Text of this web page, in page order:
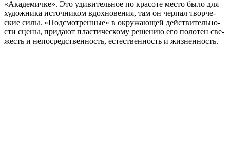
«Академичке». Это уди­ви­тель­ное по кра­со­те место было для
худож­ни­ка источ­ни­ком вдох­но­ве­ния, там он чер­пал твор­че­
ские силы. «Подсмотренные» в окру­жа­ю­щей дей­стви­тель­но­
сти сце­ны, при­да­ют пла­сти­че­ско­му реше­нию его поло­тен све­
жесть и непо­сред­ствен­ность, есте­ствен­ность и жизненность.